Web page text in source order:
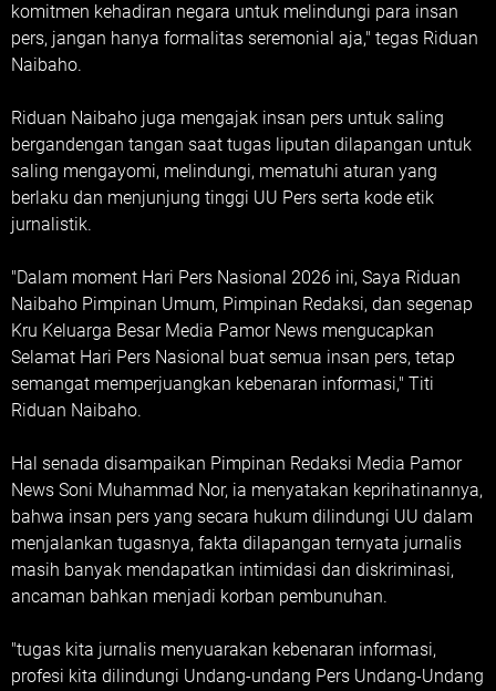
komitmen kehadiran negara untuk melindungi para insan
pers, jangan hanya formalitas seremonial aja," tegas Riduan
Naibaho.
‎Riduan Naibaho juga mengajak insan pers untuk saling
bergandengan tangan saat tugas liputan dilapangan untuk
saling mengayomi, melindungi, mematuhi aturan yang
berlaku dan menjunjung tinggi UU Pers serta kode etik
jurnalistik.
‎"Dalam moment Hari Pers Nasional 2026 ini, Saya Riduan
Naibaho Pimpinan Umum, Pimpinan Redaksi, dan segenap
Kru Keluarga Besar Media Pamor News mengucapkan
Selamat Hari Pers Nasional buat semua insan pers, tetap
semangat memperjuangkan kebenaran informasi," Titi
Riduan Naibaho.
‎Hal senada disampaikan Pimpinan Redaksi Media Pamor
News Soni Muhammad Nor, ia menyatakan keprihatinannya,
bahwa insan pers yang secara hukum dilindungi UU dalam
menjalankan tugasnya, fakta dilapangan ternyata jurnalis
masih banyak mendapatkan intimidasi dan diskriminasi,
ancaman bahkan menjadi korban pembunuhan.
‎"tugas kita jurnalis menyuarakan kebenaran informasi,
profesi kita dilindungi Undang-undang Pers Undang-Undang